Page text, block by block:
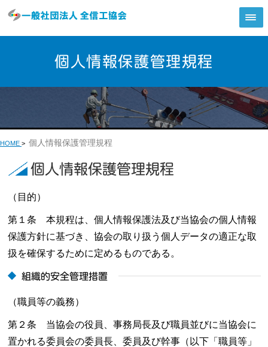
個人情報保護管理規程
HOME > 個人情報保護管理規程
個人情報保護管理規程
（目的）
第１条 本規程は、個人情報保護法及び当協会の個人情報
保護方針に基づき、協会の取り扱う個人データの適正な取
扱を確保するために定めるものである。
組織的安全管理措置
（職員等の義務）
第２条 当協会の役員、事務局長及び職員並びに当協会に
置かれる委員会の委員長、委員及び幹事（以下「職員等」